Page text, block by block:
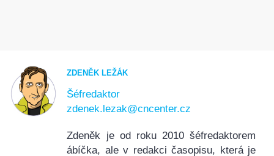
ZDENĚK LEŽÁK
Šéfredaktor
zdenek.lezak@cncenter.cz
Zdeněk je od roku 2010 šéfredaktorem
ábíčka, ale v redakci časopisu, která je